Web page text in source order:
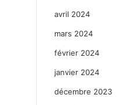
avril 2024
mars 2024
février 2024
janvier 2024
décembre 2023